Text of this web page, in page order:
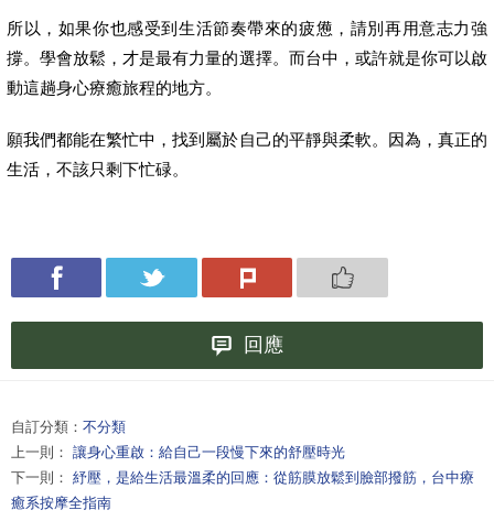
所以，如果你也感受到生活節奏帶來的疲憊，請別再用意志力強
撐。學會放鬆，才是最有力量的選擇。而台中，或許就是你可以啟
動這趟身心療癒旅程的地方。
願我們都能在繁忙中，找到屬於自己的平靜與柔軟。因為，真正的
生活，不該只剩下忙碌。
回應
自訂分類： 不分類
上一則： 讓身心重啟：給自己一段慢下來的舒壓時光
下一則： 紓壓，是給生活最溫柔的回應：從筋膜放鬆到臉部撥筋，台中療
癒系按摩全指南